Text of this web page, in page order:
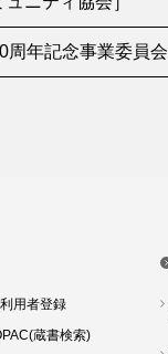
周年記念事業委員会
用者登録
蔵書検索)